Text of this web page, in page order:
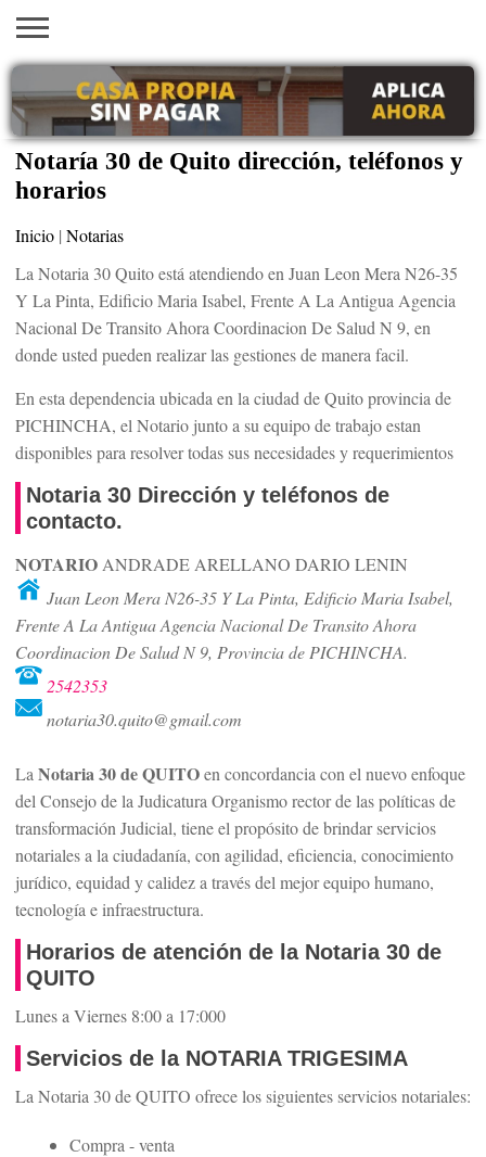
INICIO
AYUDAS
ECONÓMICAS
VACANTES
EN EEUU
SACA
TU
VISA
EMPLEOS
TRÁMITES
PRÉSTAMOS
CURSOS
HOGAR
BELLEZA
Notaría 30 de Quito dirección, teléfonos y
horarios
Inicio | Notarias
La Notaria 30 Quito está atendiendo en Juan Leon Mera N26-35
Y La Pinta, Edificio Maria Isabel, Frente A La Antigua Agencia
Nacional De Transito Ahora Coordinacion De Salud N 9, en
donde usted pueden realizar las gestiones de manera facil.
En esta dependencia ubicada en la ciudad de Quito provincia de
PICHINCHA, el Notario junto a su equipo de trabajo estan
disponibles para resolver todas sus necesidades y requerimientos
Notaria 30 Dirección y teléfonos de
contacto.
NOTARIO ANDRADE ARELLANO DARIO LENIN
Juan Leon Mera N26-35 Y La Pinta, Edificio Maria Isabel,
Frente A La Antigua Agencia Nacional De Transito Ahora
Coordinacion De Salud N 9, Provincia de PICHINCHA.
2542353
notaria30.quito@gmail.com
La Notaria 30 de QUITOen concordancia con el nuevo enfoque
del Consejo de la Judicatura Organismo rector de las políticas de
transformación Judicial, tiene el propósito de brindar servicios
notariales a la ciudadanía, con agilidad, eficiencia, conocimiento
jurídico, equidad y calidez a través del mejor equipo humano,
tecnología e infraestructura.
Horarios de atención de la Notaria 30 de
QUITO
Lunes a Viernes 8:00 a 17:000
Servicios de la NOTARIA TRIGESIMA
La Notaria 30 de QUITO ofrece los siguientes servicios notariales:
Compra - venta